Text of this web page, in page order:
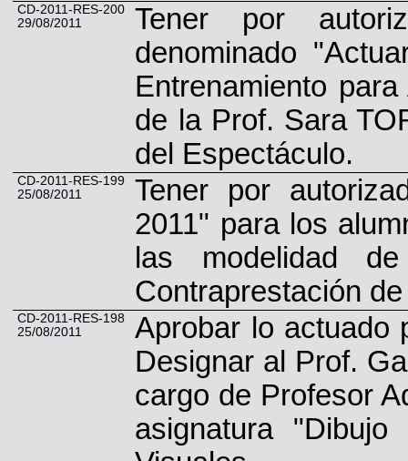
CD-2011-RES-200
29/08/2011
Tener por
denominado
Entrenamiento
de la Prof. Sara
del Espectáculo.
CD-2011-RES-199
25/08/2011
Tener por
2011" para los
las modelidad
Contraprestación
CD-2011-RES-198
25/08/2011
Aprobar lo actuado
Designar al Prof.
cargo de Profesor
asignatura